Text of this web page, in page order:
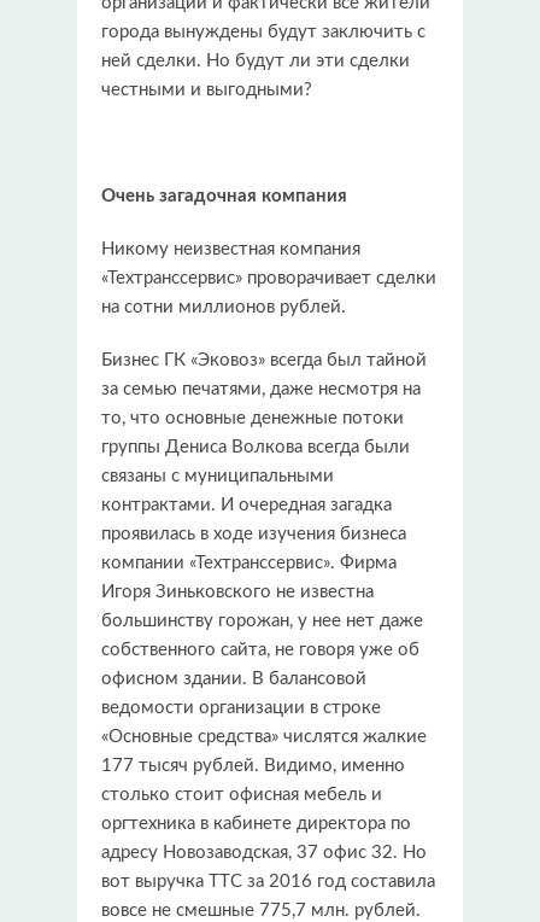
города вынуждены будут заключить с
ней сделки. Но будут ли эти сделки
честными и выгодными?
Очень загадочная компания
Никому неизвестная компания
«Техтранссервис» проворачивает сделки
на сотни миллионов рублей.
Бизнес ГК «Эковоз» всегда был тайной
за семью печатями, даже несмотря на
то, что основные денежные потоки
группы Дениса Волкова всегда были
связаны с муниципальными
контрактами. И очередная загадка
проявилась в ходе изучения бизнеса
компании «Техтранссервис». Фирма
Игоря Зиньковского не известна
большинству горожан, у нее нет даже
собственного сайта, не говоря уже об
офисном здании. В балансовой
ведомости организации в строке
«Основные средства» числятся жалкие
177 тысяч рублей. Видимо, именно
столько стоит офисная мебель и
оргтехника в кабинете директора по
адресу Новозаводская, 37 офис 32. Но
вот выручка ТТС за 2016 год составила
вовсе не смешные 775,7 млн. рублей.